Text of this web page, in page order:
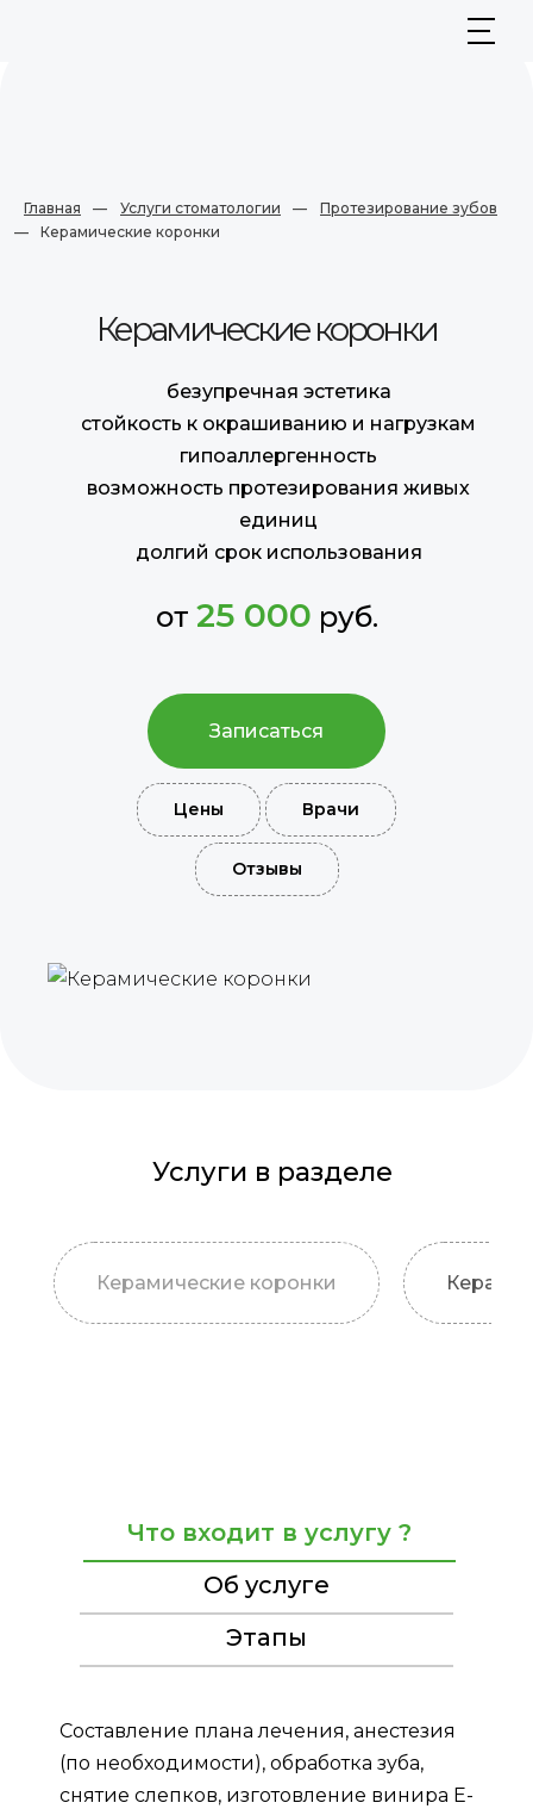
Главная — Услуги стоматологии —
Протезирование зубов
—
Керамические коронки
Керамические коронки
безупречная эстетика
стойкость к окрашиванию и нагрузкам
гипоаллергенность
возможность протезирования живых
единиц
долгий срок использования
от 25 000 руб.
Записаться
Цены Врачи
Отзывы
Услуги в разделе
Керамические коронки
Что входит в услугу ?
Об услуге
Этапы
Составление плана лечения, анестезия
(по необходимости), обработка зуба,
снятие слепков, изготовление винира E-